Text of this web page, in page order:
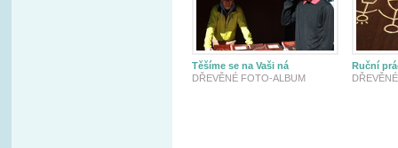
Těšíme se na Vaši ná
DŘEVĚNÉ FOTO-ALBUM
Ruční